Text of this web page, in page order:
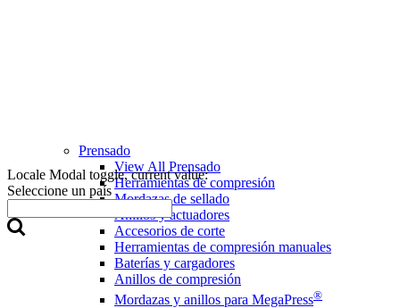
Locale Modal toggle, current value:
Seleccione un país
Prensado
View All Prensado
Herramientas de compresión
Mordazas de sellado
Anillos y actuadores
Accesorios de corte
Herramientas de compresión manuales
Baterías y cargadores
Anillos de compresión
Mordazas y anillos para MegaPress®